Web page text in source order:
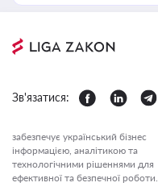
Зв'язатися:
забезпечує український бізнес
інформацією, аналітикою та
технологічними рішеннями для
ефективної та безпечної роботи.